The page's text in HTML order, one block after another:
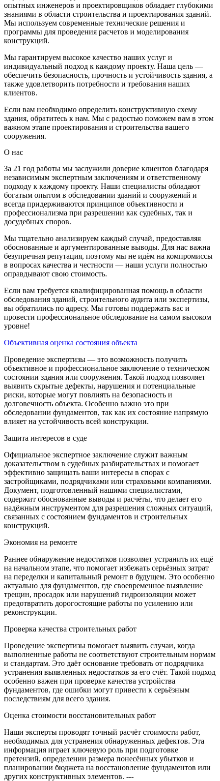
опытных инженеров и проектировщиков обладает глубокими
знаниями в области строительства и проектирования зданий.
Мы используем современные технические решения и
программы для проведения расчетов и моделирования
конструкций.
Мы гарантируем высокое качество наших услуг и
индивидуальный подход к каждому проекту. Наша цель —
обеспечить безопасность, прочность и устойчивость здания, а
также удовлетворить потребности и требования наших
клиентов.
Если вам необходимо определить конструктивную схему
здания, обратитесь к нам. Мы с радостью поможем вам в этом
важном этапе проектирования и строительства вашего
сооружения.
О нас
За 21 год работы мы заслужили доверие клиентов благодаря
независимым экспертным заключениям и ответственному
подходу к каждому проекту. Наши специалисты обладают
богатым опытом в обследовании зданий и сооружений и
всегда придерживаются принципов объективности и
профессионализма при разрешении как судебных, так и
досудебных споров.
Мы тщательно анализируем каждый случай, предоставляя
обоснованные и аргументированные выводы. Для нас важна
безупречная репутация, поэтому мы не идём на компромиссы
в вопросах качества и честности — наши услуги полностью
оправдывают свою стоимость.
Если вам требуется квалифицированная помощь в области
обследования зданий, строительного аудита или экспертизы,
вы обратились по адресу. Мы готовы поддержать вас и
провести профессиональное обследование на самом высоком
уровне!
Объективная оценка состояния объекта
Проведение экспертизы — это возможность получить
объективное и профессиональное заключение о техническом
состоянии здания или сооружения. Такой подход позволяет
выявить скрытые дефекты, нарушения и потенциальные
риски, которые могут повлиять на безопасность и
долговечность объекта. Особенно важно это при
обследовании фундаментов, так как их состояние напрямую
влияет на устойчивость всей конструкции.
Защита интересов в суде
Официальное экспертное заключение служит важным
доказательством в судебных разбирательствах и помогает
эффективно защищать ваши интересы в спорах с
застройщиками, подрядчиками или страховыми компаниями.
Документ, подготовленный нашими специалистами,
содержит обоснованные выводы и расчёты, что делает его
надёжным инструментом для разрешения сложных ситуаций,
связанных с состоянием фундаментов и строительных
конструкций.
Экономия на ремонте
Раннее обнаружение недостатков позволяет устранить их ещё
на начальном этапе, что помогает избежать серьёзных затрат
на переделки и капитальный ремонт в будущем. Это особенно
актуально для фундаментов, где своевременное выявление
трещин, просадок или нарушений гидроизоляции может
предотвратить дорогостоящие работы по усилению или
реконструкции.
Проверка качества строительных работ
Проведение экспертизы помогает выявить случаи, когда
выполненные работы не соответствуют строительным нормам
и стандартам. Это даёт основание требовать от подрядчика
устранения выявленных недостатков за его счёт. Такой подход
особенно важен при проверке качества устройства
фундаментов, где ошибки могут привести к серьёзным
последствиям для всего здания.
Оценка стоимости восстановительных работ
Наши эксперты проводят точный расчёт стоимости работ,
необходимых для устранения обнаруженных дефектов. Эта
информация играет ключевую роль при подготовке
претензий, определении размера понесённых убытков и
планировании бюджета на восстановление фундаментов или
других конструктивных элементов. ---